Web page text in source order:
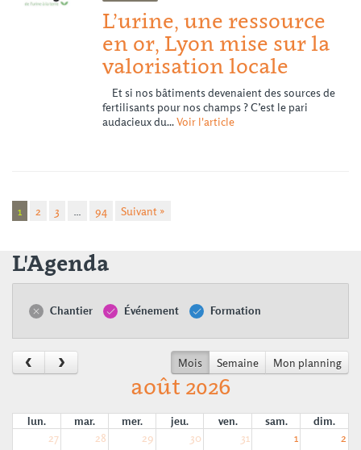
L’urine, une ressource
en or, Lyon mise sur la
valorisation locale
Et si nos bâtiments devenaient des sources de
fertilisants pour nos champs ? C’est le pari
audacieux du...Voir l'article
1 2 3 … 94 Suivant »
L'Agenda
Chantier Événement Formation
Mois Semaine Mon planning
août 2026
lun. mar. mer. jeu. ven. sam.
dim.
27
28 29 30 31 1 2